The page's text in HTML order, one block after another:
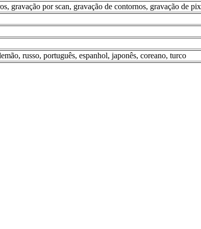
gravação por scan, gravação de contornos, gravação de
russo, português, espanhol, japonês, coreano, turco